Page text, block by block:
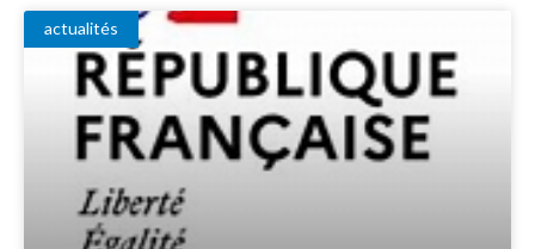
actualités